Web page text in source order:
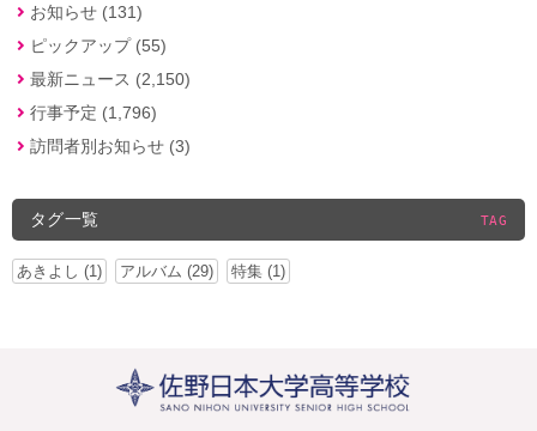
お知らせ (131)
ピックアップ (55)
最新ニュース (2,150)
行事予定 (1,796)
訪問者別お知らせ (3)
タグ一覧 TAG
あきよし (1) アルバム (29) 特集 (1)